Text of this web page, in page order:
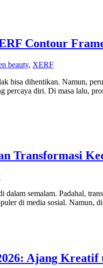
Contour
beauty, XERF
bisa dihentikan. Namun,
percaya diri. Di masa lalu,
Transformasi
semalam. Padahal,
di media sosial. Namun,
Ajang